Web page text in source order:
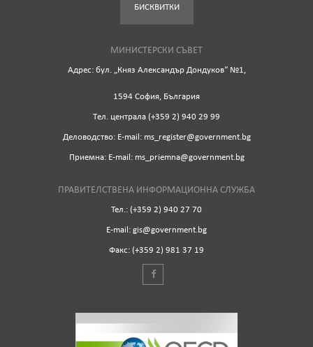
БИСКВИТКИ
МИНИСТЕРСКИ СЪВЕТ
Адрес: бул. „Княз Александър Дондуков“ №1,
1594 София, България
Tел. централа (+359 2) 940 29 99
Деловодство: Е-mail: ms_register@government.bg
Приемна: Е-mail: ms_priemna@government.bg
ПРАВИТЕЛСТВЕНА ИНФОРМАЦИОННА СЛУЖБА
Тел.: (+359 2) 940 27 70
Е-mail: gis@government.bg
Факс: (+359 2) 981 37 19